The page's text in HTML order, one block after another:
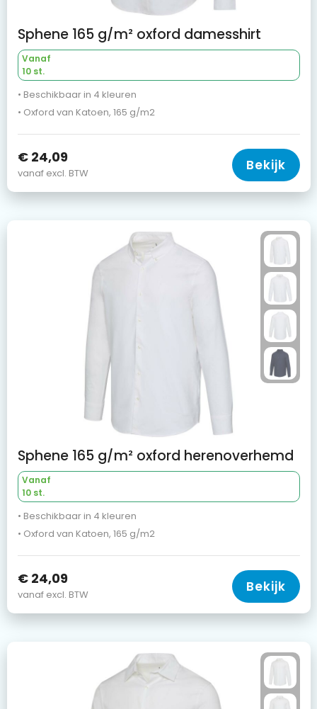
Sphene 165 g/m² oxford damesshirt
Vanaf
10 st.
• Beschikbaar in 4 kleuren
• Oxford van Katoen, 165 g/m2
€ 24,09
vanaf excl. BTW Bekijk
Sphene 165 g/m² oxford herenoverhemd
Vanaf
10 st.
• Beschikbaar in 4 kleuren
• Oxford van Katoen, 165 g/m2
€ 24,09
vanaf excl. BTW Bekijk